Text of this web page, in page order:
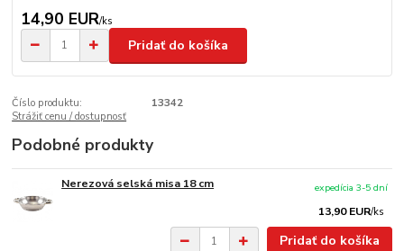
14,90 EUR/ks
Pridať do košíka
Číslo produktu:
13342
Strážiť cenu / dostupnosť
Podobné produkty
Nerezová selská misa 18 cm
13,90 EUR/ks
expedícia 3-5 dní
Pridať do košíka